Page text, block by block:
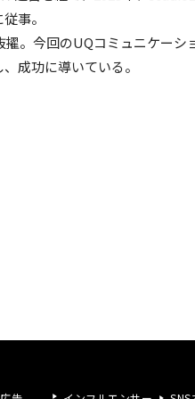
事。
。今回のUQコミュニケーシ
成功に導いている。